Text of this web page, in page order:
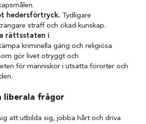
hedersförtryck. Tydligare
straff och ökad kunskap.
rättsstaten i
kriminella gäng och religiösa
gör livet otryggt och
för människor i utsatta förorter och
liberala frågor
att utbilda sig, jobba hårt och driva